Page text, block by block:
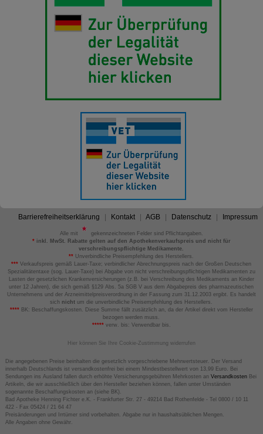
Barrierefreiheitserklärung Kontakt AGB Datenschutz Impressum
Alle mit
gekennzeichneten Felder sind Pflichtangaben.
*inkl. MwSt. Rabatte gelten auf den Apothekenverkaufspreis und nicht für
verschreibungspflichtige Medikamente.
** Unverbindliche Preisempfehlung des Herstellers.
*** Verkaufspreis gemäß Lauer-Taxe; verbindlicher Abrechnungspreis nach der Großen Deutschen
Spezialitätentaxe (sog. Lauer-Taxe) bei Abgabe von nicht verschreibungspflichtigen Medikamenten zu
Lasten der gesetzlichen Krankenversicherungen (z.B. bei Verschreibung des Medikaments an Kinder
unter 12 Jahren), die sich gemäß §129 Abs. 5a SGB V aus dem Abgabepreis des pharmazeutischen
Unternehmens und der Arzneimittelpreisverordnung in der Fassung zum 31.12.2003 ergibt. Es handelt
sich nicht um die unverbindliche Preisempfehlung des Herstellers.
****BK: Beschaffungskosten. Diese Summe fällt zusätzlich an, da der Artikel direkt vom Hersteller
bezogen werden muss.
*****verw. bis: Verwendbar bis.
Hier können Sie Ihre Cookie-Zustimmung widerrufen
Die angegebenen Preise beinhalten die gesetzlich vorgeschriebene Mehrwertsteuer. Der Versand
innerhalb Deutschlands ist versandkostenfrei bei einem Mindestbestellwert von 13,99 Euro. Bei
Sendungen ins Ausland fallen durch erhöhte Versicherungsgebühren Mehrkosten an VersandkostenBei
Artikeln, die wir ausschließlich über den Hersteller beziehen können, fallen unter Umständen
sogenannte Beschaffungskosten an (siehe BK).
Bad Apotheke Henning Fichter e.K. - Frankfurter Str. 27 - 49214 Bad Rothenfelde - Tel 0800 / 10 11
422 - Fax 05424 / 21 64 47
Preisänderungen und Irrtümer sind vorbehalten. Abgabe nur in haushaltsüblichen Mengen.
Alle Angaben ohne Gewähr.